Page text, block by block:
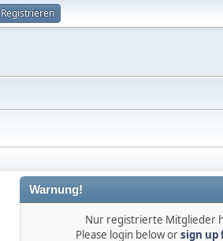
Registrieren
Warnung!
Nur registrierte Mitglieder
Please login below orsign up